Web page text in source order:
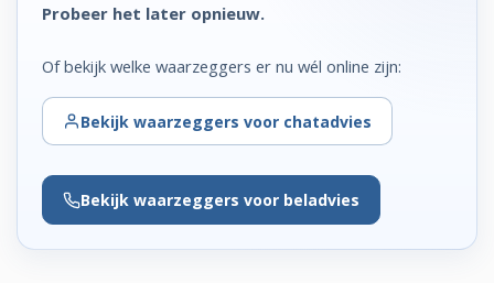
Probeer het later opnieuw.
Of bekijk welke waarzeggers er nu wél online zijn:
Bekijk waarzeggers voor chatadvies
Bekijk waarzeggers voor beladvies